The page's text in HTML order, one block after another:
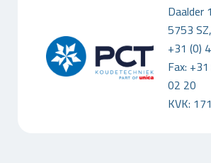
Daalder 1
5753
+31 (0)
Fax:
02 20
KVK: